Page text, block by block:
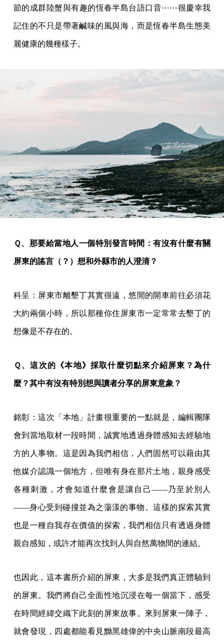
節的成群陸蟹與有趣的恆春半島台語口音⋯⋯很慶幸我
記住的不只是帶著鹹味的風與海，而是恆春半島生態美
麗健康的幾種樣子。
Ｑ、那要給當地人一個特別發言時間：有沒有什麼有關
屏東的謠言（？）想和外縣市的人澄清？
科呈：屏東市離墾丁其實很遠，悠閒的開車前往必須花
大約兩個小時，所以那種你住屏東市一定常常去墾丁的
想像是不存在的。
Ｑ、這次的《本地》採取什麼切點來介紹屏東？為什
麼？其中有沒有特別想與讀者分享的屏東意象？
銘彰：這次「本地」計畫很重要的一點就是，編輯團隊
會到當地取材一段時間，誠實地透過身體感知去經驗地
方的人事物。這是因為我們相信，人們固然可以藉由其
他媒介認識一個地方，但唯有身在那片土地，親身感受
各種刺激，才會知道什麼會是讓自己——乃至於別人
——身心受到碰撞並為之蕩漾的事物。這樣的探索其實
也是一種自我存在價值的探索，我們相信只有透過身體
親自感知，或許才能再次找到人與自然萬物間的連結。
也因此，這本書所介紹的屏東，大多是我們真正體驗到
的屏東。我們將自己全面性地沉浸在每一個當下，感受
在時間經緯交織下此刻的屏東故事。來到屏東一陣子，
就會發現，四處都能看見黝黑雄偉的中央山脈南段最高